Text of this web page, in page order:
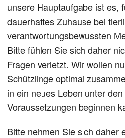
unsere Hauptaufgabe ist es,
dauerhaftes Zuhause bei
verantwortungsbewussten
Bitte fühlen Sie sich daher
Fragen verletzt. Wir wollen
Schützlinge optimal
in ein neues Leben unter
Voraussetzungen beginnen
Bitte nehmen Sie sich daher